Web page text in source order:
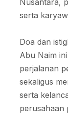
serta
Doa dan
Abu Naim
perjalanan
sekaligus
serta
perusahaan